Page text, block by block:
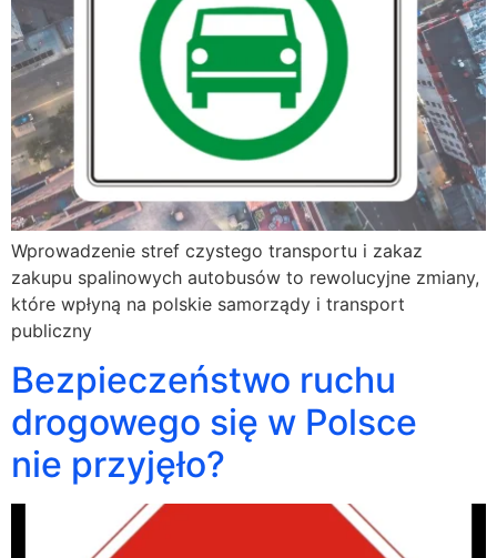
Wprowadzenie stref czystego transportu i zakaz
zakupu spalinowych autobusów to rewolucyjne zmiany,
które wpłyną na polskie samorządy i transport
publiczny
Bezpieczeństwo ruchu
drogowego się w Polsce
nie przyjęło?